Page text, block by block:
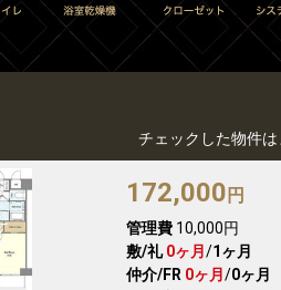
チェックした物件
172,000 円
管理費10,000円
敷/礼 0ヶ月 /1ヶ月
仲介/FR 0ヶ月 /0ヶ月